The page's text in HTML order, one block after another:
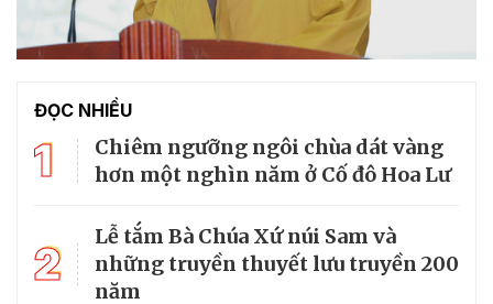
ĐỌC NHIỀU
1
Chiêm ngưỡng ngôi chùa dát vàng
hơn một nghìn năm ở Cố đô Hoa Lư
2
Lễ tắm Bà Chúa Xứ núi Sam và
những truyền thuyết lưu truyền 200
năm